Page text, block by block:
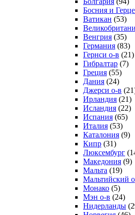
Босния и
Ватикан (53)
Венгрия (35)
Германия (83)
Гернси о-в (21)
Гибралтар (7)
Греция (55)
Дания (24)
Джерси о-в
Ирландия (21)
Исландия (22)
Испания (65)
Италия (53)
Каталония (9)
Кипр (31)
Люксембург
Македония (9)
Мальта (19)
Мальтийский
Монако (5)
Мэн о-в (24)
Нидерланды